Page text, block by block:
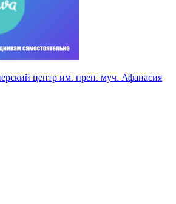
центр им. преп. муч. Афанасия